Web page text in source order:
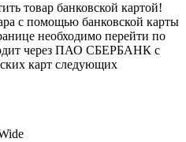
товар банковской картой!
с помощью банковской карты
необходимо перейти по
через ПАО СБЕРБАНК с
карт следующих